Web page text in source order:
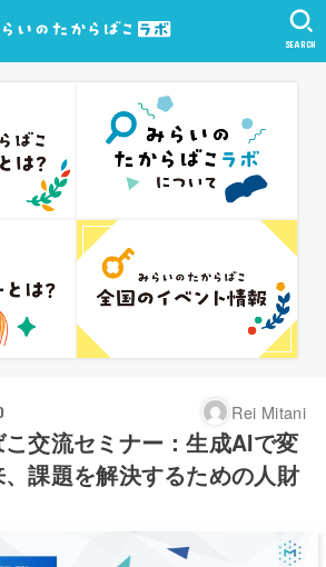
SEARCH
Rei Mitani
交流セミナー：生成AIで変
課題を解決するための人財